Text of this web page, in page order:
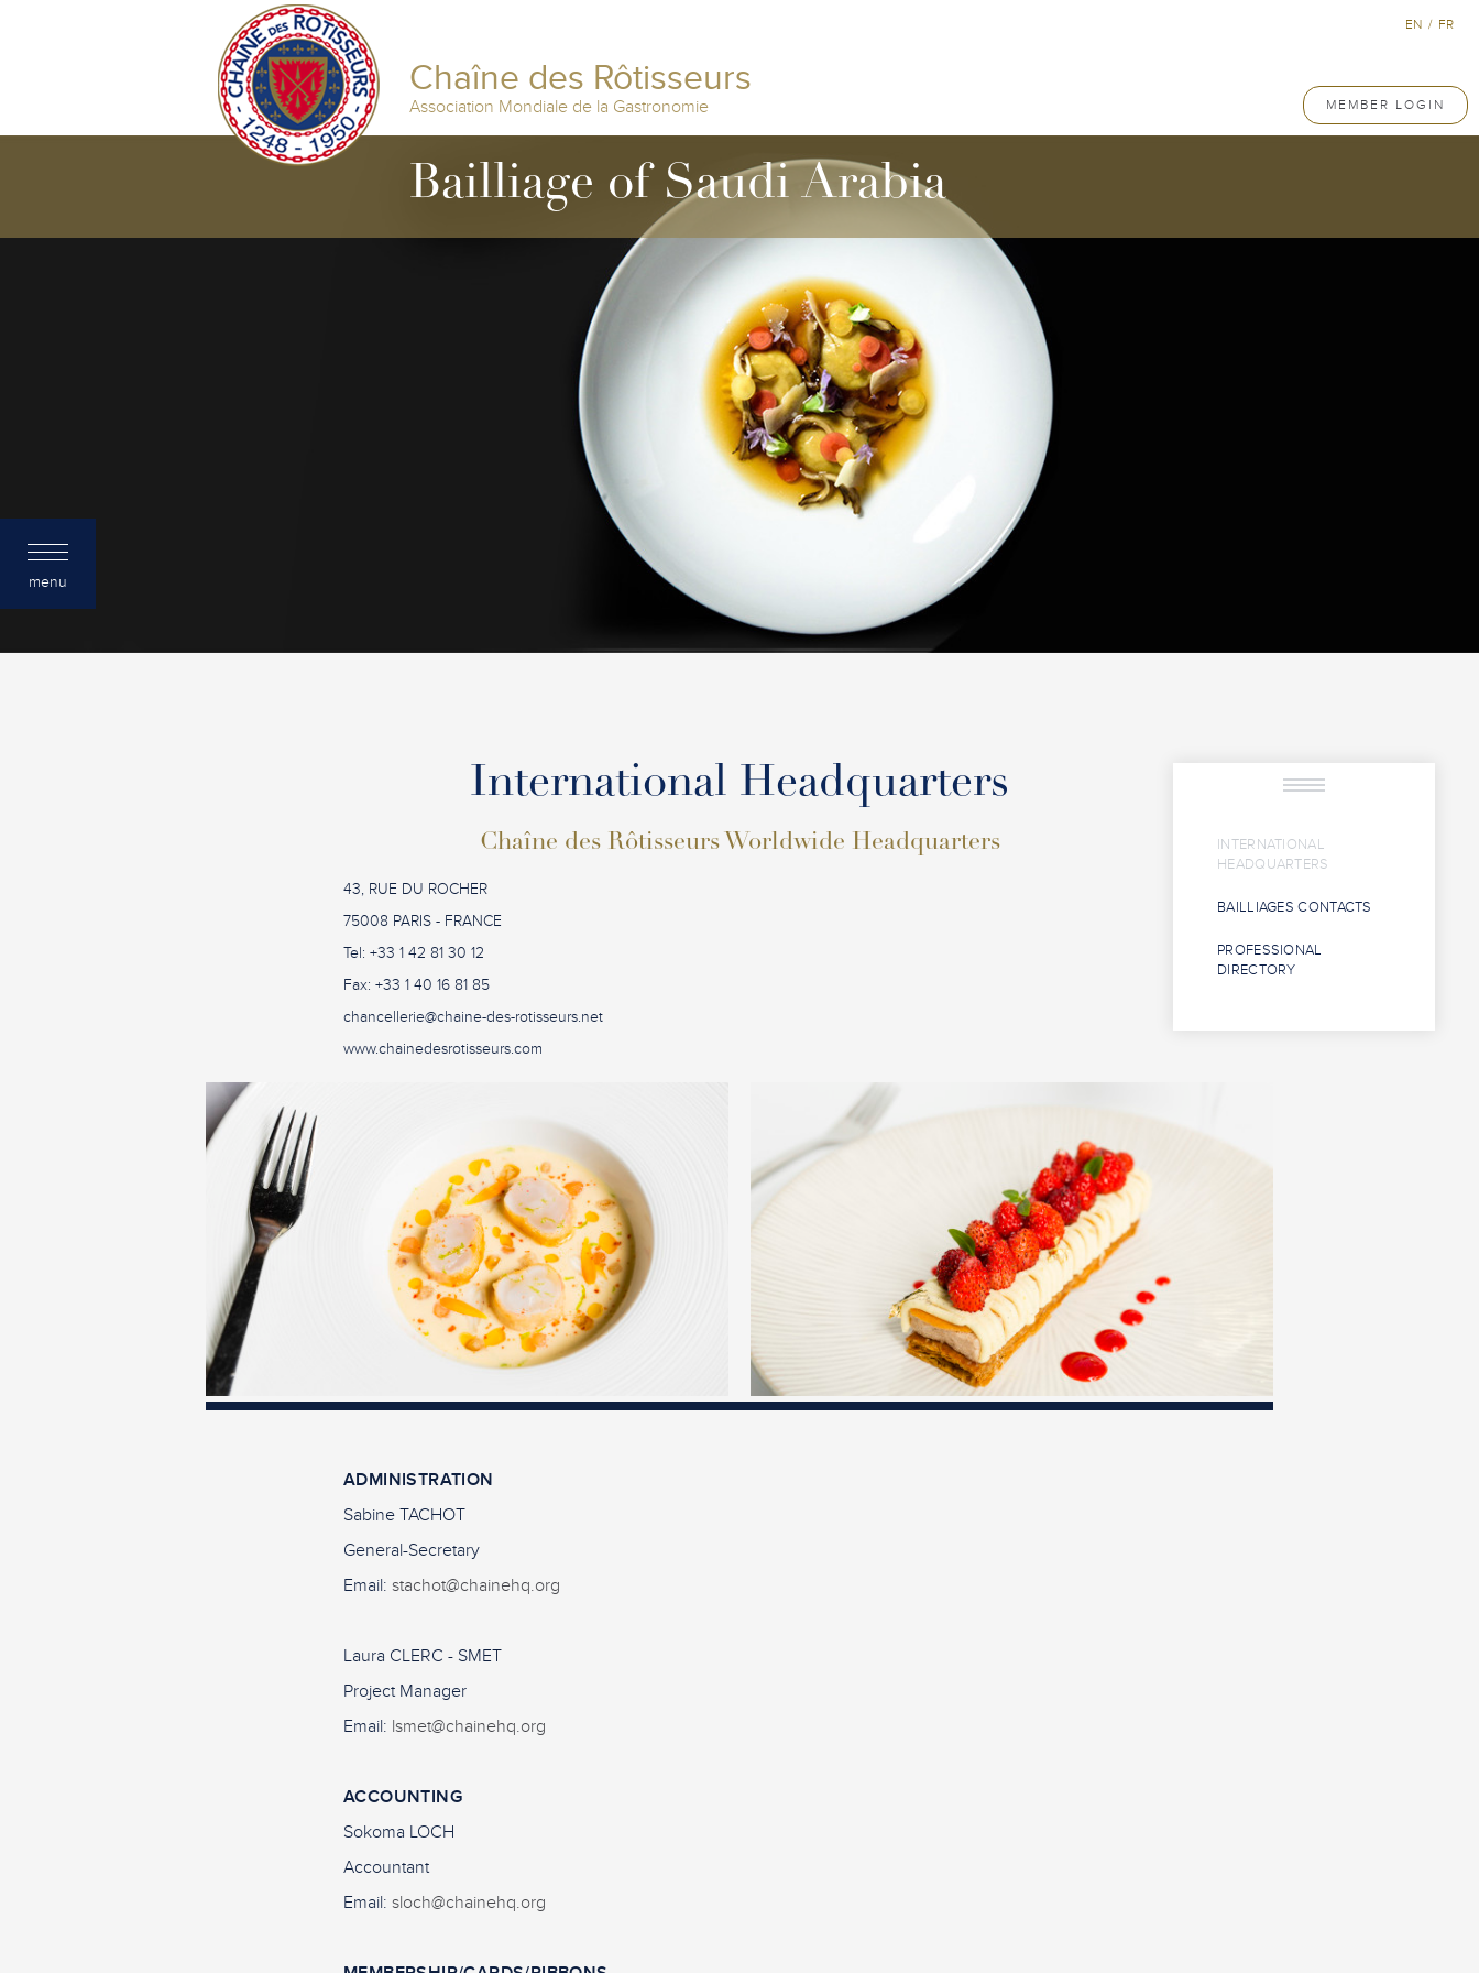
menu
Chaîne des Rôtisseurs
Association Mondiale de la Gastronomie MEMBER LOGIN
EN / FR
Bailliage of Saudi Arabia
International Headquarters
Chaîne des Rôtisseurs Worldwide Headquarters
43, RUE DU ROCHER
75008 PARIS - FRANCE
Tel: +33 1 42 81 30 12
Fax: +33 1 40 16 81 85
chancellerie@chaine-des-rotisseurs.net
www.chainedesrotisseurs.com
ADMINISTRATION
Sabine TACHOT
General-Secretary
Email: stachot@chainehq.org
Laura CLERC - SMET
Project Manager
Email: lsmet@chainehq.org
ACCOUNTING
Sokoma LOCH
Accountant
Email: sloch@chainehq.org
INTERNATIONAL
HEADQUARTERS
BAILLIAGES CONTACTS
PROFESSIONAL
DIRECTORY